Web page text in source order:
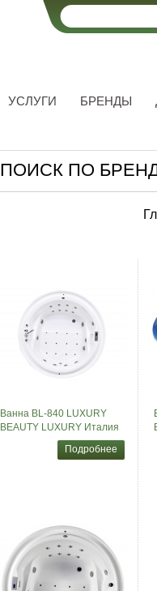
УСЛУГИ БРЕНДЫ
ПОИСК ПО
Ванна BL-840 LUXURY
BEAUTY LUXURY Италия
Подробнее